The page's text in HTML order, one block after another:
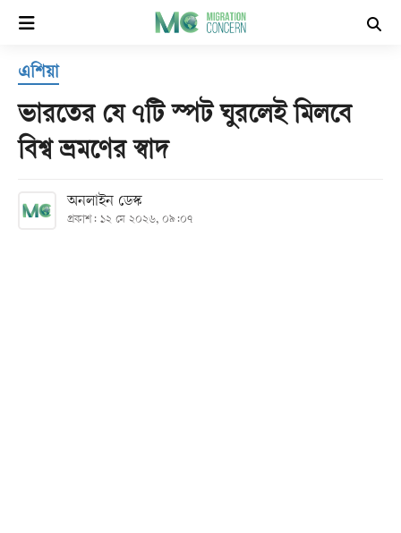
হোম
সর্বশেষ
বিভাগ
এশিয়া
ভারতের যে ৭টি স্পট ঘুরলেই মিলবে
বিশ্ব ভ্রমণের স্বাদ
অনলাইন ডেস্ক
প্রকাশ: ১২ মে ২০২৬, ০৯:০৭